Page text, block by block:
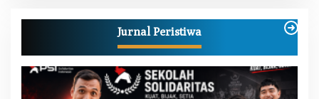
Jurnal Peristiwa